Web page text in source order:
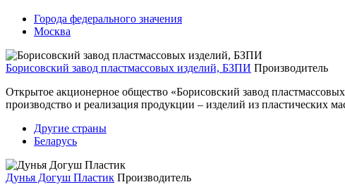
Города федерального значения
Москва
Борисовский завод пластмассовых изделий, БЗПИ Производитель
Открытое акционерное общество «Борисовский завод
производство и реализация продукции – изделий из пластических
Другие страны
Беларусь
Дунья Догуш Пластик Производитель